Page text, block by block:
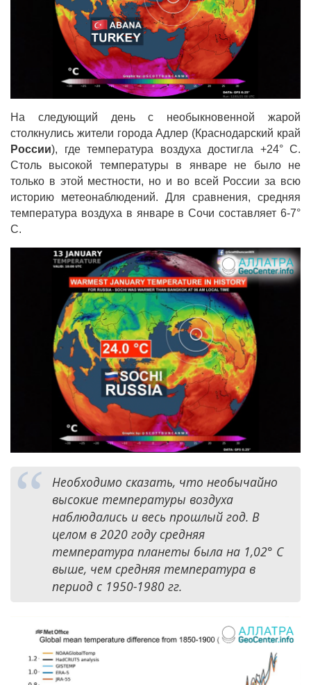
На следующий день с необыкновенной жарой
столкнулись жители города Адлер (Краснодарский край
России), где температура воздуха достигла +24° C.
Столь высокой температуры в январе не было не
только в этой местности, но и во всей России за всю
историю метеонаблюдений. Для сравнения, средняя
температура воздуха в январе в Сочи составляет 6-7°
C.
Необходимо сказать, что необычайно
высокие температуры воздуха
наблюдались и весь прошлый год. В
целом в 2020 году средняя
температура планеты была на 1,02° C
выше, чем средняя температура в
период с 1950-1980 гг.